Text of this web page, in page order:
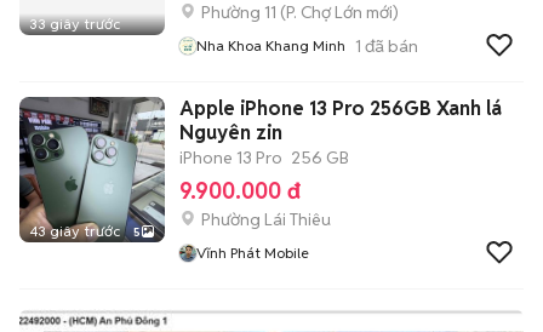
33 giây trước
Phường 11 (P. Chợ Lớn mới)
Nha Khoa Khang Minh 1 đã bán
43 giây trước 5
Apple iPhone 13 Pro 256GB Xanh lá
Nguyên zin
iPhone 13 Pro 256 GB
9.900.000 đ
Phường Lái Thiêu
Vĩnh Phát Mobile